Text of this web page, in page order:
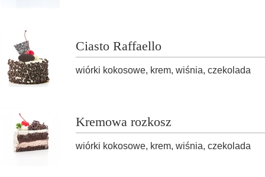
wiórki kokosowe, krem, wiśnia, czekolada
Ciasto Raffaello
wiórki kokosowe, krem, wiśnia, czekolada
Kremowa rozkosz